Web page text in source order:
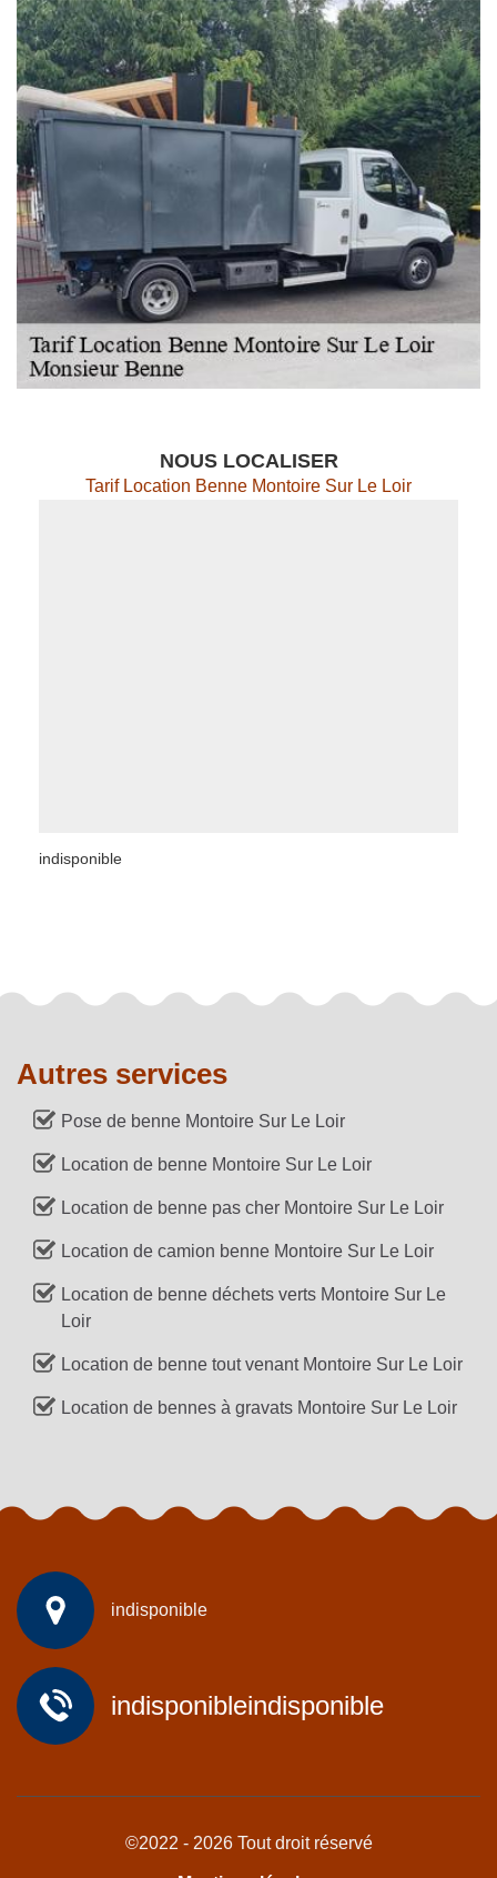
NOUS LOCALISER
Tarif Location Benne Montoire Sur Le Loir
indisponible
Autres services
Pose de benne Montoire Sur Le Loir
Location de benne Montoire Sur Le Loir
Location de benne pas cher Montoire Sur Le Loir
Location de camion benne Montoire Sur Le Loir
Location de benne déchets verts Montoire Sur Le
Loir
Location de benne tout venant Montoire Sur Le Loir
Location de bennes à gravats Montoire Sur Le Loir
indisponible
indisponibleindisponible
©2022 - 2026 Tout droit réservé